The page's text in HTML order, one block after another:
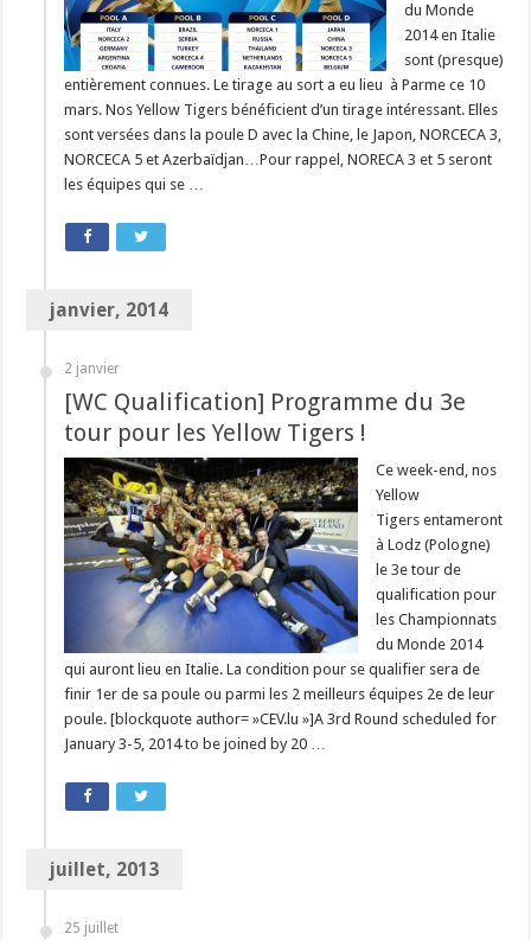
du Monde
2014 en Italie
sont (presque)
entièrement connues. Le tirage au sort a eu lieu à Parme ce 10
mars. Nos Yellow Tigers bénéficient d’un tirage intéressant. Elles
sont versées dans la poule D avec la Chine, le Japon, NORCECA 3,
NORCECA 5 et Azerbaïdjan…Pour rappel, NORECA 3 et 5 seront
les équipes qui se …
janvier, 2014
2 janvier
[WC Qualification] Programme du 3e
tour pour les Yellow Tigers !
Ce week-end, nos
Yellow
Tigers entameront
à Lodz (Pologne)
le 3e tour de
qualification pour
les Championnats
du Monde 2014
qui auront lieu en Italie. La condition pour se qualifier sera de
finir 1er de sa poule ou parmi les 2 meilleurs équipes 2e de leur
poule. [blockquote author= »CEV.lu »]A 3rd Round scheduled for
January 3-5, 2014 to be joined by 20 …
juillet, 2013
25 juillet